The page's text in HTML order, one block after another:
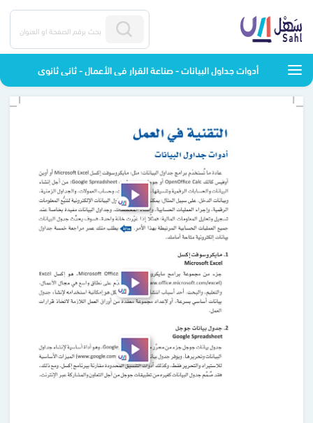
أدوات جداول البيانات - صناعة القرار في الأعمال - ثاني ثانوي